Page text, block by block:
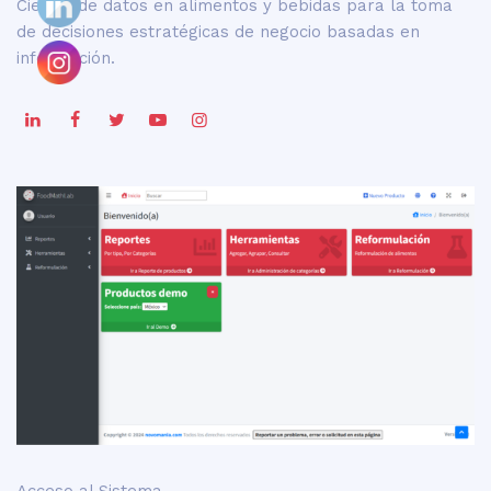
Ciencia de datos en alimentos y bebidas para la toma
de decisiones estratégicas de negocio basadas en
información.